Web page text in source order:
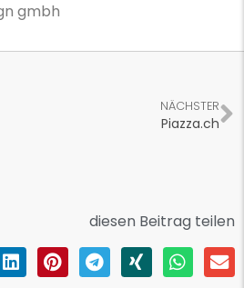
gmbh
NÄCHSTER
Piazza.ch
diesen Beitrag teilen